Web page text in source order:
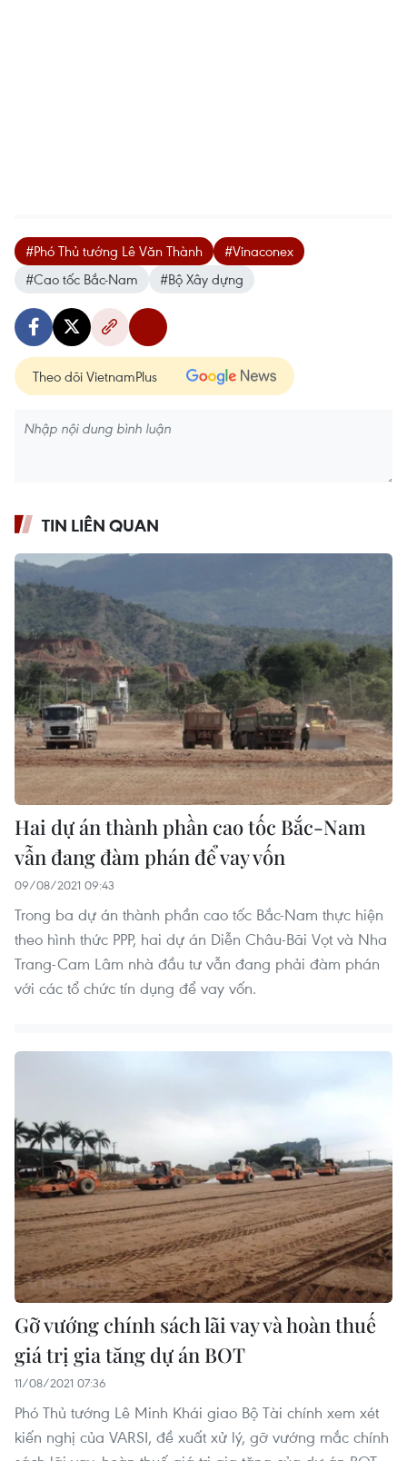
#Phó Thủ tướng Lê Văn Thành
#Vinaconex
#Cao tốc Bắc-Nam
#Bộ Xây dựng
Theo dõi VietnamPlus
TIN LIÊN QUAN
Hai dự án thành phần cao tốc Bắc-Nam
vẫn đang đàm phán để vay vốn
09/08/2021 09:43
Trong ba dự án thành phần cao tốc Bắc-Nam thực hiện
theo hình thức PPP, hai dự án Diễn Châu-Bãi Vọt và Nha
Trang-Cam Lâm nhà đầu tư vẫn đang phải đàm phán
với các tổ chức tín dụng để vay vốn.
Gỡ vướng chính sách lãi vay và hoàn thuế
giá trị gia tăng dự án BOT
11/08/2021 07:36
Phó Thủ tướng Lê Minh Khái giao Bộ Tài chính xem xét
kiến nghị của VARSI, đề xuất xử lý, gỡ vướng mắc chính